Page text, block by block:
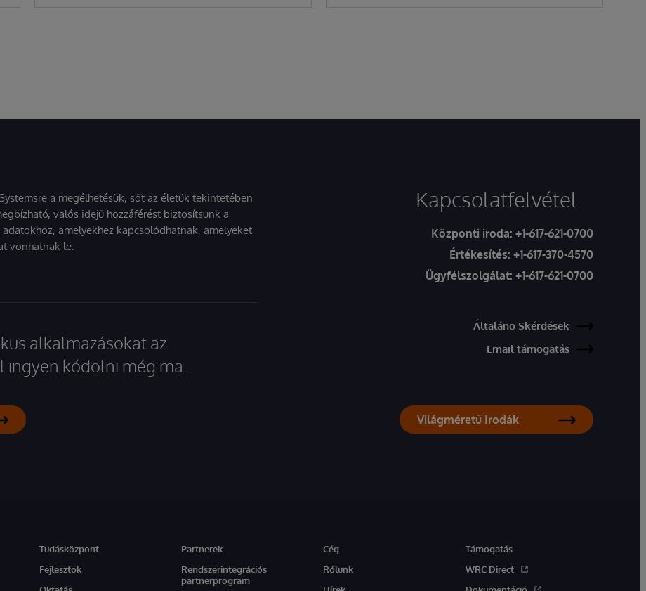
a megélhetésük, sőt az életük tekintetében
valós idejű hozzáférést biztosítsunk a
amelyekhez kapcsolódhatnak, amelyeket
vonhatnak le.
alkalmazásokat az
ingyen kódolni még ma.
Kapcsolatfelvétel
Központi iroda: +1-617-621-0700
Értékesítés: +1-617-370-4570
Ügyfélszolgálat: +1-617-621-0700
Általáno Skérdések
Email támogatás
Világméretű Irodák
Tudásközpont
Fejlesztők
Partnerek
Rendszerintegrációs
partnerprogram
Cég
Rólunk
Támogatás
WRC Direct